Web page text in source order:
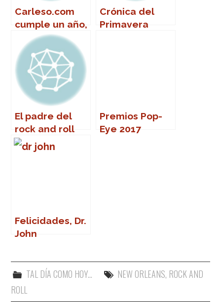
Carleso.com
cumple un año,
ome
Crónica del
Primavera
El padre del
rock and roll
cumple 90
Premios Pop-
Eye 2017
Felicidades, Dr.
John
TAL DÍA COMO HOY... NEW ORLEANS, ROCK AND
ROLL